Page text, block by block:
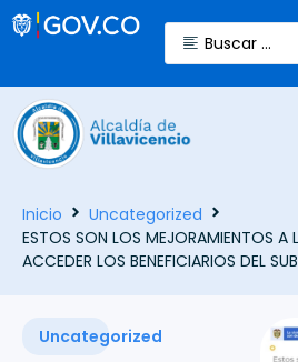
Inicio
Uncategorized
ESTOS SON LOS MEJORAMIENTOS A
ACCEDER LOS BENEFICIARIOS DEL
Uncategorized